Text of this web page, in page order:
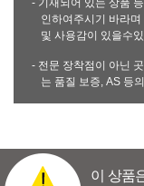
- 기재되어 있는 상품
인하여주시기 바라
및 사용감이 있을수
- 전문 장착점이 아닌
는 품질 보증, AS 등
이 상품